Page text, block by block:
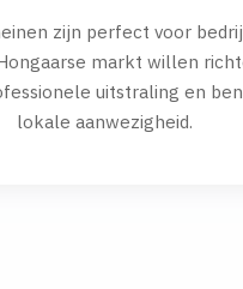
zijn perfect voor
markt willen
uitstraling en
lokale aanwezigheid.